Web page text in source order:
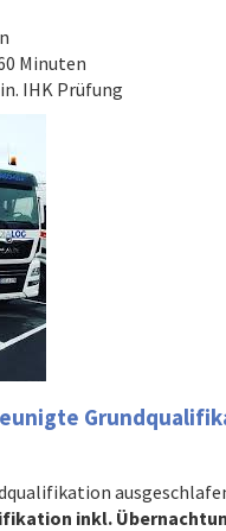
Minuten
IHK Prüfung
inkl.